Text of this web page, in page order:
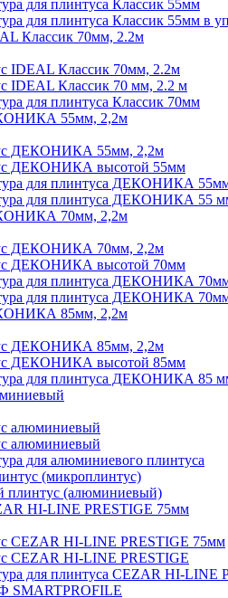
для плинтуса Классик 55мм
для плинтуса Классик 55мм в
Классик 70мм, 2.2м
IDEAL Классик 70мм, 2.2м
IDEAL Классик 70 мм, 2.2 м
для плинтуса Классик 70мм
55мм, 2,2м
ДЕКОНИКА 55мм, 2,2м
ДЕКОНИКА высотой 55мм
для плинтуса ДЕКОНИКА
для плинтуса ДЕКОНИКА 55
70мм, 2,2м
ДЕКОНИКА 70мм, 2,2м
ДЕКОНИКА высотой 70мм
для плинтуса ДЕКОНИКА
для плинтуса ДЕКОНИКА 70мм
85мм, 2,2м
ДЕКОНИКА 85мм, 2,2м
ДЕКОНИКА высотой 85мм
для плинтуса ДЕКОНИКА 85
алюминиевый
алюминиевый
для алюминиевого плинтуса
(микроплинтус)
плинтус (алюминиевый)
HI-LINE PRESTIGE 75мм
CEZAR HI-LINE PRESTIGE 75мм
CEZAR HI-LINE PRESTIGE
для плинтуса CEZAR HI-LINE
SMARTPROFILE